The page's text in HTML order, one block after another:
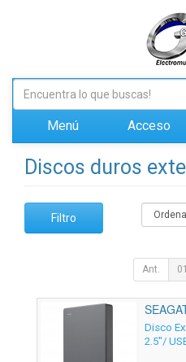
Menú Acceso
Discos duros
Filtro
Ant. 01
Disco
2.5"/